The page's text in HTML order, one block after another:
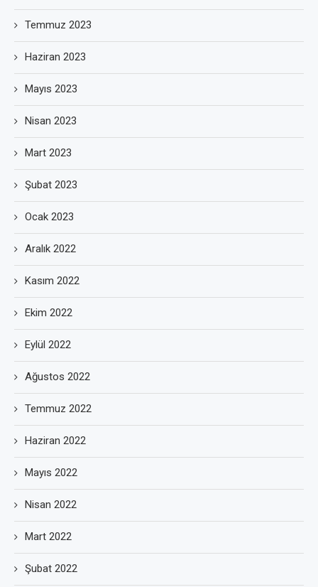
Temmuz 2023
Haziran 2023
Mayıs 2023
Nisan 2023
Mart 2023
Şubat 2023
Ocak 2023
Aralık 2022
Kasım 2022
Ekim 2022
Eylül 2022
Ağustos 2022
Temmuz 2022
Haziran 2022
Mayıs 2022
Nisan 2022
Mart 2022
Şubat 2022